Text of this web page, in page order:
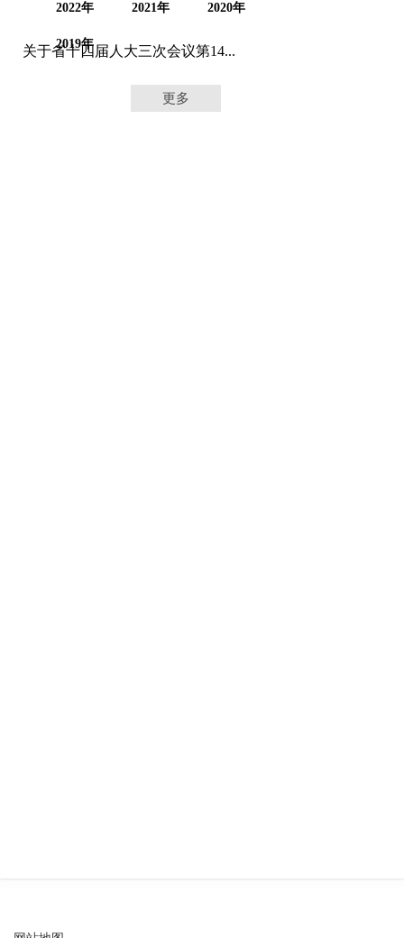
2022年 2021年 2020年
2019年
关于省十四届人大三次会议第14...
更多